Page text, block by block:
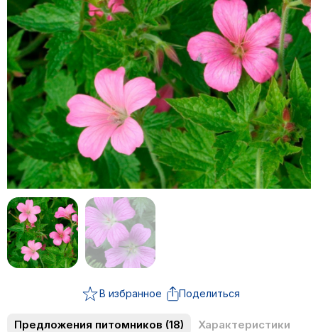
В избранное Поделиться
Предложения питомников (18)
Характеристики